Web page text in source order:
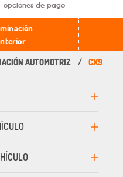
opciones de pago
en efectivo o Cheque y
AUTOMOTRIZ CX9